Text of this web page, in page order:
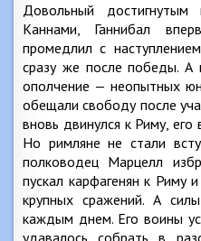
Довольный
Каннами, Ганнибал
промедлил с
сразу же после победы.
ополчение — неопытных
обещали свободу после
вновь двинулся к Риму,
Но римляне не стали
полководец Марцелл
пускал карфагенян к Риму
крупных сражений. А
каждым днем. Его воины
удавалось собрать в